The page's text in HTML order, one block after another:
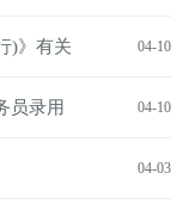
)》有关 04-10
员录用 04-10
04-03